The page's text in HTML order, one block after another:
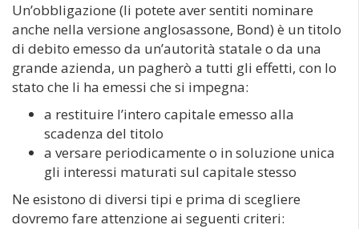
Un’obbligazione (li potete aver sentiti nominare
anche nella versione anglosassone, Bond) è un titolo
di debito emesso da un’autorità statale o da una
grande azienda, un pagherò a tutti gli effetti, con lo
stato che li ha emessi che si impegna:
a restituire l’intero capitale emesso alla
scadenza del titolo
a versare periodicamente o in soluzione unica
gli interessi maturati sul capitale stesso
Ne esistono di diversi tipi e prima di scegliere
dovremo fare attenzione ai seguenti criteri: